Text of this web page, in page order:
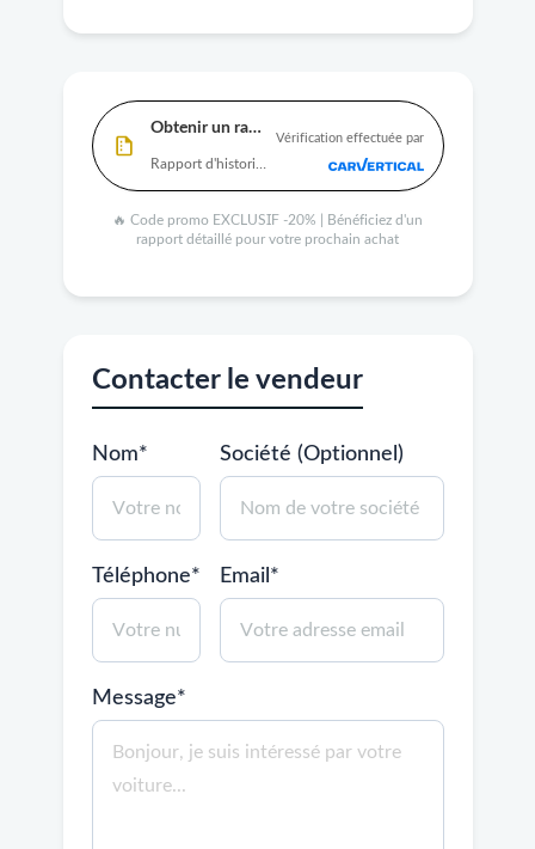
Obtenir un rapport
Vérification effectuée par
🔥 Code promo EXCLUSIF -20% | Bénéficiez d'un
rapport détaillé pour votre prochain achat
Contacter le vendeur
Nom* Société (Optionnel)
Téléphone* Email*
Message*